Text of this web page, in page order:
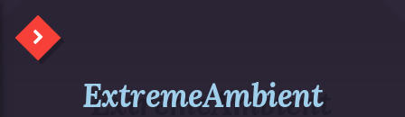
ExtremeAmbient